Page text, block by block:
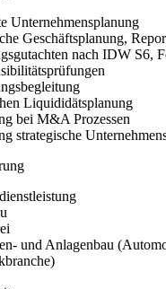
Unternehmensplanung
Geschäftsplanung,
nach IDW S6,
Liquididätsplanung
bei M&A Prozessen
strategische
und Anlagenbau